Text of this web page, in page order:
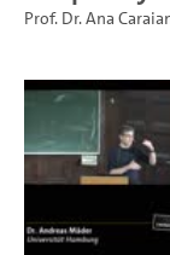
Prof. Dr. Ana